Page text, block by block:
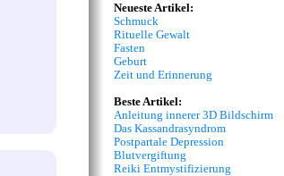
Neueste Artikel:
Schmuck
Rituelle Gewalt
Fasten
Geburt
Zeit und Erinnerung
Beste Artikel:
Anleitung innerer 3D Bildschirm
Das Kassandrasyndrom
Postpartale Depression
Blutvergiftung
Reiki Entmystifizierung